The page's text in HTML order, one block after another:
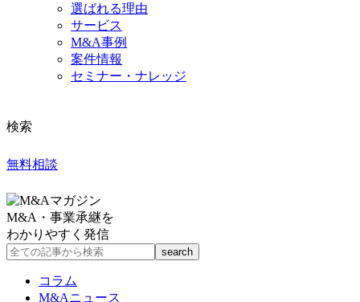
選ばれる理由
サービス
M&A事例
案件情報
セミナー・ナレッジ
検索
無料相談
M&A・事業承継を
わかりやすく発信
コラム
M&Aニュース